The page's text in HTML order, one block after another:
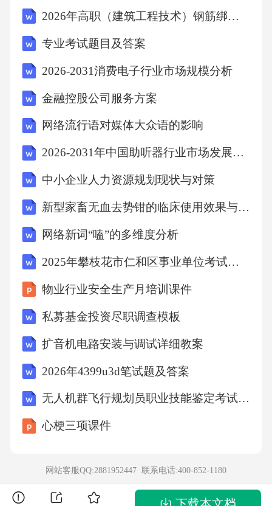
有国际视野和项目管理能力的人才。(3)投资控
制对于援外成套项目的可持续发展也具有重要
项目管理者及时发现和解决项目风险，确保项
目按照预定目标顺利进行。例如，在援外成套
项目的施工阶段，通过投资控制，可以及时发
足等问题，并采取相应的措施加以解决。这样
的控制机制有助于项目的长期稳定运行，确保
项目在完成后能够持续发挥效益，为受援国带
来长期的经济发展和社会进步。因此，投资控
援外成套项目设计各阶段投资控制的原则2.1设
计阶段投资控制原则(1)设计阶段是援外成套项
目投资控制的关键环节，其投资控制原则主要
包括以下几点。首先，要遵循“经济、适用、美
观、安全”的设计原则，确保设计既满足受援国
的基本需求，又兼顾美观和安全性。例如，在
援助某国的医院建设项目中，设计团队充分考
虑了当地的气候条件和医疗需求，采用了节能
2026年高职（建筑工程技术）钢筋绑扎施工综合测试试题及答案
专业考试题目及答案
2026-2031消费电子行业市场规模分析
金融控股公司服务方案
网络流行语对媒体大众语的影响
2026-2031年中国助听器行业市场发展深度调查及投资战略可行性报告
中小企业人力资源规划现状与对策
新型家畜无血去势钳的临床使用效果与体会
网络新词“嗑”的多维度分析
2025年攀枝花市仁和区事业单位考试真题
物业行业安全生产月培训课件
私募基金投资尽职调查模板
扩音机电路安装与调试详细教案
2026年4399u3d笔试题及答案
无人机群飞行规划员职业技能鉴定考试复习题库（附答案）
心梗三项课件
网站客服QQ:2881952447 联系电话:400-852-1180